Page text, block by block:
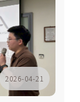
2026-04-21